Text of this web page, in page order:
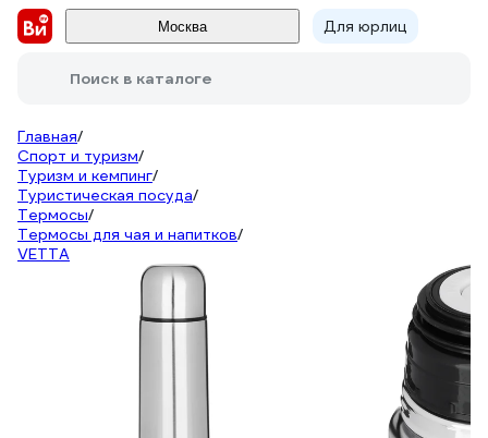
Москва Для юрлиц
Поиск в каталоге
Главная/
Спорт и туризм/
Туризм и кемпинг/
Туристическая посуда/
Термосы/
Термосы для чая и напитков/
VETTA